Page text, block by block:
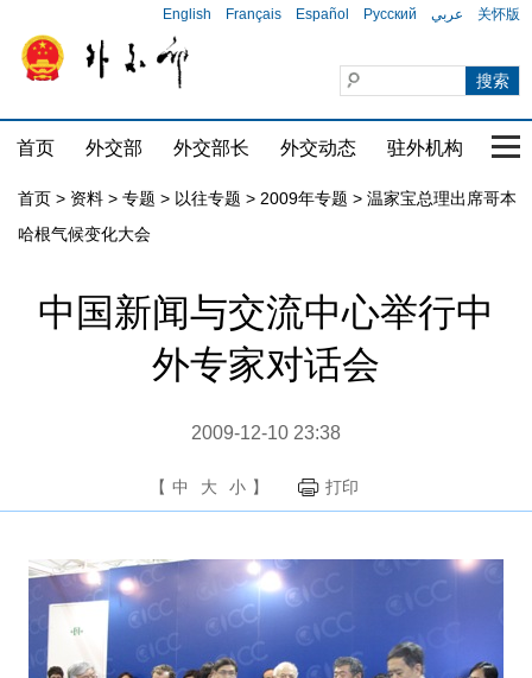
English Français Español Русский عربي 关怀版
首页 外交部 外交部长 外交动态 驻外机构 国
首页 > 资料 > 专题 > 以往专题 > 2009年专题 > 温家宝总理出席哥本
哈根气候变化大会
中国新闻与交流中心举行中
外专家对话会
2009-12-10 23:38
【 中 大 小 】 打印